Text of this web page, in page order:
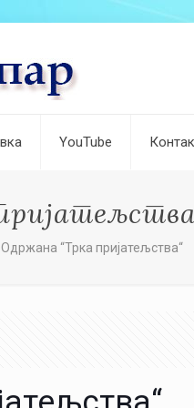
YouTube
Одржана “Трка пријатељства“